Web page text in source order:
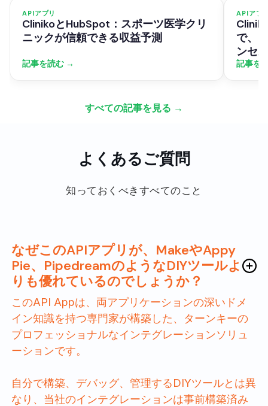
APIアプリ
ClinikoとHubSpot：スポーツ医学クリ
ニックが信頼できる収益予測
記事を読む →
APIアプ
で、
ンセ
記事を
すべての記事を見る →
よくあるご質問
知っておくべきすべてのこと
なぜこのAPIアプリが、MakeやAppy
Pie、PipedreamのようなDIYツールよ
りも優れているのでしょうか？
このAPI Appは、両アプリケーションの深いドメ
イン知識を持つ専門家が構築した、ターンキーの
プロフェッショナルなインテグレーションソリュ
ーションです。
自分で構築、デバッグ、管理するDIYツールとは異
なり、当社のインテグレーションは事前構築済み